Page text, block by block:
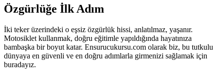
Özgürlüğe İlk Adım
İki teker üzerindeki o eşsiz özgürlük hissi, anlatılmaz, yaşanır.
Motosiklet kullanmak, doğru eğitimle yapıldığında hayatınıza
bambaşka bir boyut katar. Ensurucukursu.com olarak biz, bu tutkulu
dünyaya en güvenli ve en doğru adımlarla girmenizi sağlamak için
buradayız.